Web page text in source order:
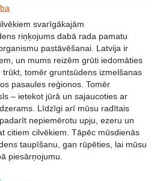
svarīgākajām
riņķojums dabā rada pamatu
pastāvēšanai. Latvija ir
un mums reizēm grūti iedomāties
tomēr gruntsūdens izmelšanas
pasaules reģionos. Tomēr
– ietekot jūrā un sajaucoties ar
Līdzīgi arī mūsu radītais
nepiemērotu upju, ezeru un
citiem cilvēkiem. Tāpēc mūsdienās
taupīšanu, gan rūpēties, lai mūsu
piesārņojumu.